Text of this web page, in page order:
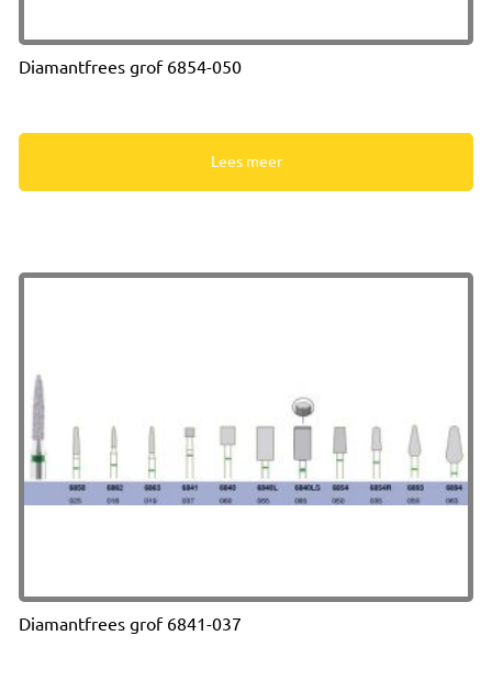
Diamantfrees grof 6854-050
Lees meer
Diamantfrees grof 6841-037